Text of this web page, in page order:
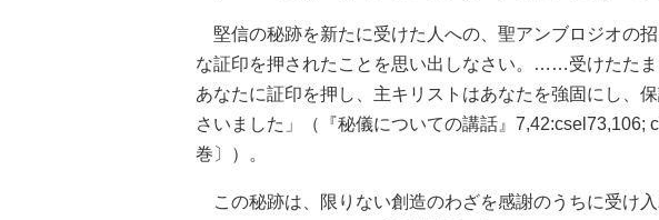
堅信の秘跡を新たに受けた人への、聖アンブロジオの
な証印を押されたことを思い出しなさい。……受けたた
あなたに証印を押し、主キリストはあなたを強固にし、
さいました」（『秘儀についての講話』7,42:csel73,106;
巻〕）。
この秘跡は、限りない創造のわざを感謝のうちに受け